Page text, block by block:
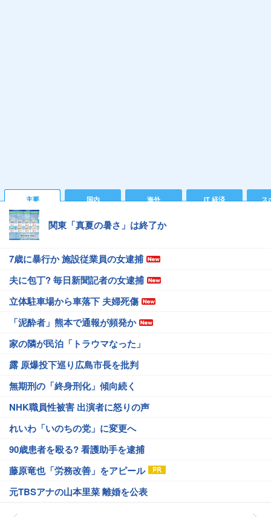
主要 国内 海外 IT 経済 ス
関東「真夏の暑さ」は終了か
7歳に暴行か 施設従業員の女逮捕
夫に包丁? 毎日新聞記者の女逮捕
立体駐車場から車落下 夫婦死傷
「泥酔者」熊本で通報が頻発か
家の隣が民泊「トラウマなった」
露 原爆投下巡り広島市長を批判
無期刑の「終身刑化」傾向続く
NHK職員性被害 出演者に怒りの声
れいわ「いのちの党」に変更へ
90歳患者を殴る? 看護助手を逮捕
藤原竜也「労務改善」をアピール
元TBSアナの山本里菜 離婚を公表